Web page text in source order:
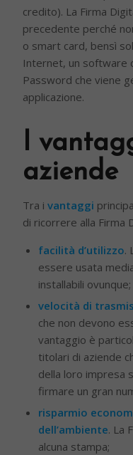
credito). La Firma
precedente perché
o smart card, bensì
Internet, un software
Password che viene
applicazione.
I
aziende
Tra ivantaggi
di ricorrere alla Firma
facilità d’utilizzo.
essere usata
installabili ovunque;
velocità di
che non devono
vantaggio è
titolari di aziende
della loro impresa
firmare un gran
risparmio
dell’ambiente. La
alcuna stampa;